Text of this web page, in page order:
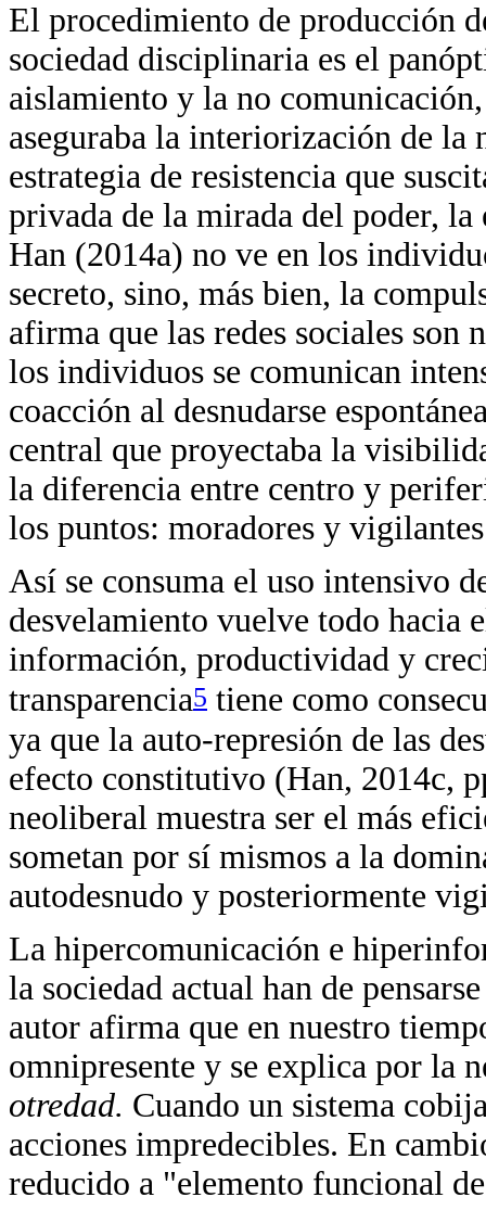
El procedimiento de producción
sociedad disciplinaria es el
aislamiento y la no
aseguraba la interiorización de
estrategia de resistencia que
privada de la mirada del poder,
Han (2014a) no ve en los
secreto, sino, más bien, la
afirma que las redes sociales son
los individuos se comunican
coacción al desnudarse
central que proyectaba la
la diferencia entre centro y
los puntos: moradores y
Así se consuma el uso intensivo
desvelamiento vuelve todo hacia
información, productividad y
transparencia5 tiene como
ya que la auto-represión de las
efecto constitutivo (Han, 2014c,
neoliberal muestra ser el más
sometan por sí mismos a la
autodesnudo y posteriormente
La hipercomunicación e
la sociedad actual han de
autor afirma que en nuestro
omnipresente y se explica por la
otredad. Cuando un sistema
acciones impredecibles. En
reducido a "elemento funcional